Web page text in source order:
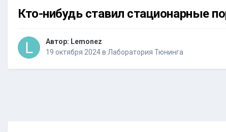
Кто-нибудь ставил стационарные
Автор: Lemonez
19 октября 2024в Лаборатория Тюнинга